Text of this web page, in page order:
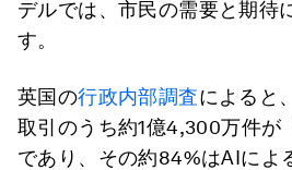
デルでは、市民の需要と期待
す。
英国の行政内部調査によると
取引のうち約1億4,300万件が
であり、その約84%はAIによ